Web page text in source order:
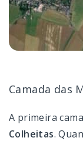
Camada das
A primeira
Colheitas.